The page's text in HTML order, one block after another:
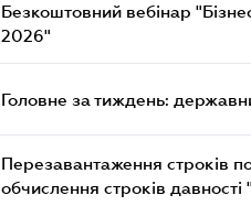
Безкоштовний вебінар
2026"
Головне за тиждень:
Перезавантаження строків
обчислення строків